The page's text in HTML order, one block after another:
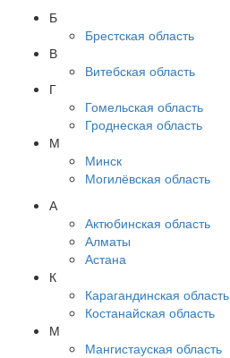
Б
Брестская область
В
Витебская область
Г
Гомельская область
Гроднеская область
М
Минск
Могилёвская область
А
Актюбинская область
Алматы
Астана
К
Карагандинская область
Костанайская область
М
Мангистауская область